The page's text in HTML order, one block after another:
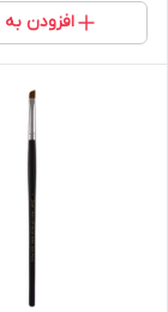
افزودن